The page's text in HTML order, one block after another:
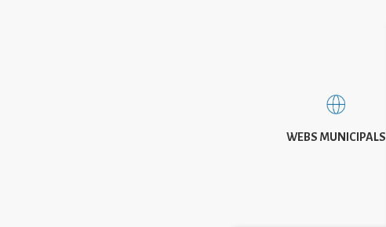
WEBS MUNICIPALS